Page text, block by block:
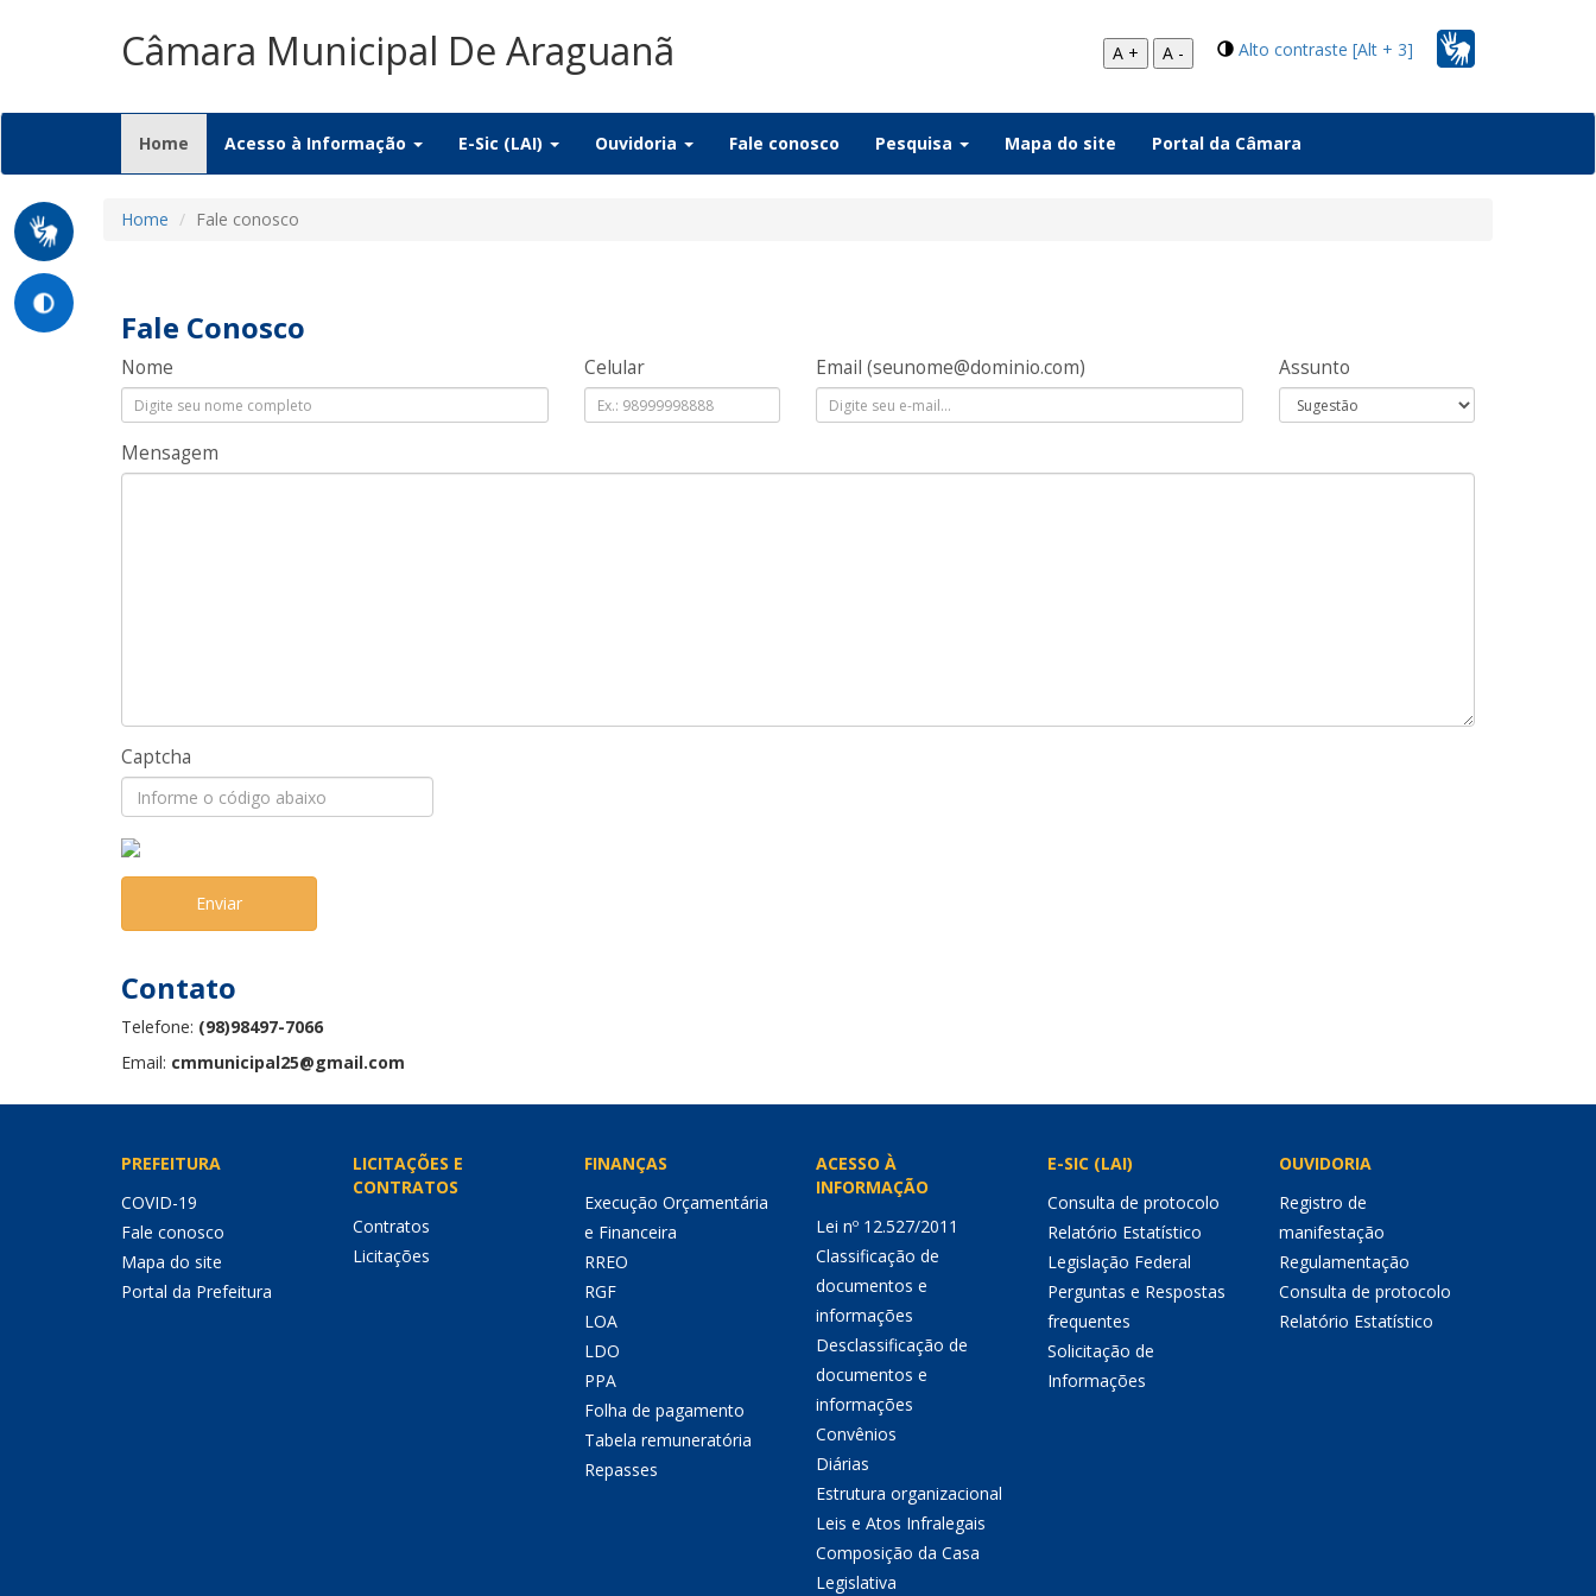
Câmara Municipal De Araguanã Alto contraste [Alt + 3]
A + A -
Home (current)
Acesso à Informação E-Sic (LAI) Ouvidoria Fale conosco Pesquisa Mapa do site Portal da Câmara
Home Fale conosco
Fale Conosco
Nome Celular Email (seunome@dominio.com) Assunto
Mensagem
Captcha
Enviar
Contato
Telefone: (98)98497-7066
Email: cmmunicipal25@gmail.com
PREFEITURA
COVID-19
Fale conosco
Mapa do site
Portal da Prefeitura
LICITAÇÕES E
CONTRATOS
Contratos
Licitações
FINANÇAS
Execução Orçamentária
e Financeira
RREO
RGF
LOA
LDO
PPA
Folha de pagamento
Tabela remuneratória
Repasses
ACESSO À
INFORMAÇÃO
Lei nº 12.527/2011
Classificação de
documentos e
informações
Desclassificação de
documentos e
informações
Convênios
Diárias
Estrutura organizacional
Leis e Atos Infralegais
Composição da Casa
Legislativa
E-SIC (LAI)
Consulta de protocolo
Relatório Estatístico
Legislação Federal
Perguntas e Respostas
frequentes
Solicitação de
Informações
OUVIDORIA
Registro de
manifestação
Regulamentação
Consulta de protocolo
Relatório Estatístico